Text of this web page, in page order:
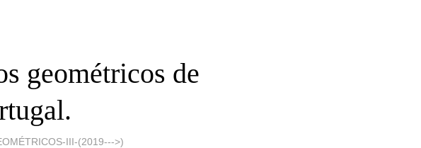
geométricos de
III-(2019--->)